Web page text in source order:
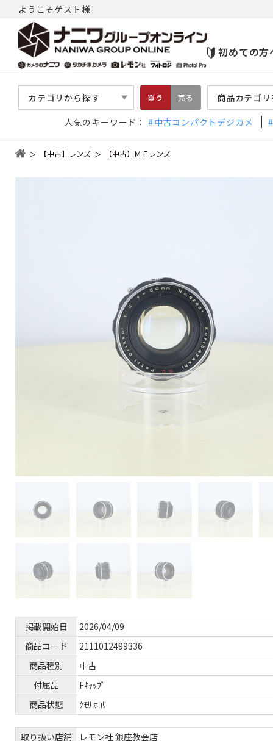
ようこそゲスト様
初めての方
カテゴリから探す 買う 売る 商品カテゴ
人気のキーワード： 中古コンパクトデジカメ
【中古】レンズ 【中古】ＭＦレンズ
掲載開始日
2026/04/09
商品コード
2111012499336
商品種別
中古
付属品
Fｷｬｯﾌﾟ
商品状態
ｸﾓﾘ ﾎｺﾘ
取り扱い店舗
レモン社 銀座教会店